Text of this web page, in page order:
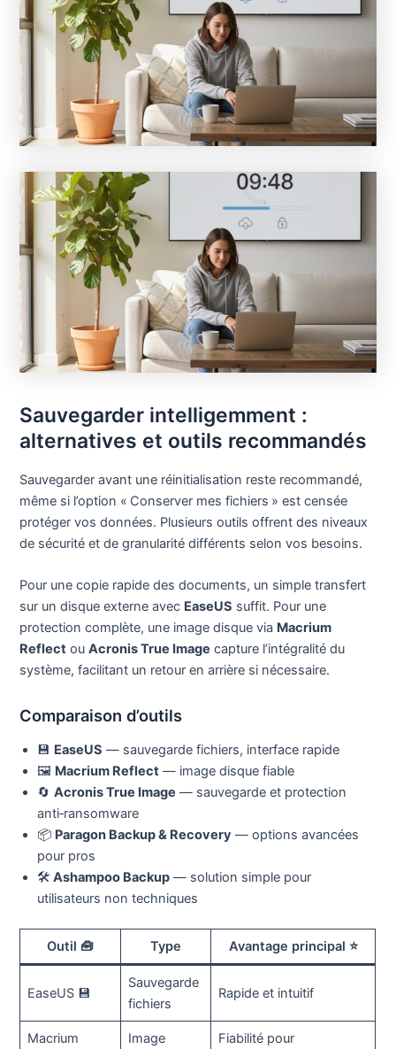
Sauvegarder intelligemment :
alternatives et outils recommandés
Sauvegarder avant une réinitialisation reste recommandé,
même si l’option « Conserver mes fichiers » est censée
protéger vos données. Plusieurs outils offrent des niveaux
de sécurité et de granularité différents selon vos besoins.
Pour une copie rapide des documents, un simple transfert
sur un disque externe avec EaseUS suffit. Pour une
protection complète, une image disque via Macrium
Reflect ouAcronis True Image capture l’intégralité du
système, facilitant un retour en arrière si nécessaire.
Comparaison d’outils
💾 EaseUS — sauvegarde fichiers, interface rapide
🖼️ Macrium Reflect — image disque fiable
🔄Acronis True Image — sauvegarde et protection
anti‑ransomware
📦 Paragon Backup & Recovery — options avancées
pour pros
🛠️Ashampoo Backup — solution simple pour
utilisateurs non techniques
Outil 🧰 Type Avantage principal ⭐
EaseUS 💾
Sauvegarde
fichiers
Rapide et intuitif
Macrium Image Fiabilité pour